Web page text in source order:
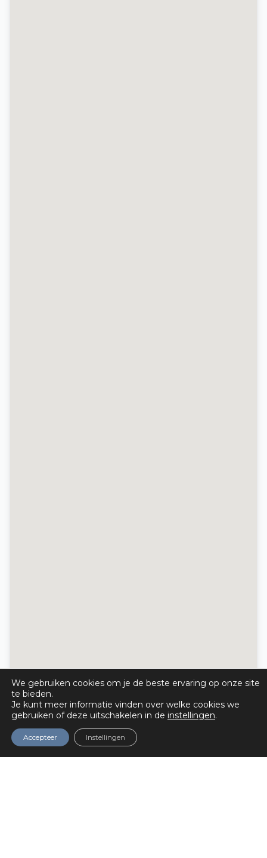
We gebruiken cookies om je de beste ervaring op onze site
te bieden.
Je kunt meer informatie vinden over welke cookies we
gebruiken of deze uitschakelen in de instellingen.
Accepteer Instellingen